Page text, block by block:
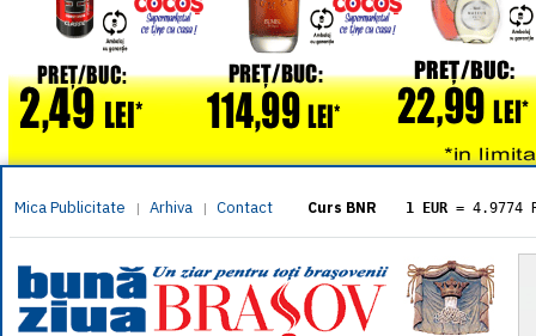
Mica Publicitate | Arhiva | Contact Curs BNR 1 EUR = 4.9774
= 5.8304
1 XAU= 464.4611
1 AED= 1.1933
1 AUD= 2.7957